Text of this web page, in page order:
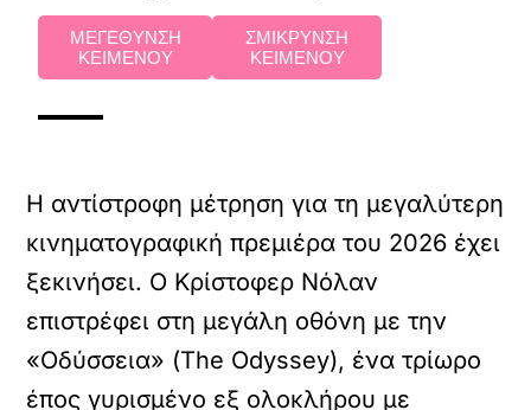
ΜΕΓΕΘΥΝΣΗ
ΚΕΙΜΕΝΟΥ
ΣΜΙΚΡΥΝΣΗ
ΚΕΙΜΕΝΟΥ
Η αντίστροφη μέτρηση για τη μεγαλύτερη
κινηματογραφική πρεμιέρα του 2026 έχει
ξεκινήσει. Ο Κρίστοφερ Νόλαν
επιστρέφει στη μεγάλη οθόνη με την
«Οδύσσεια» (The Odyssey), ένα τρίωρο
έπος γυρισμένο εξ ολοκλήρου με